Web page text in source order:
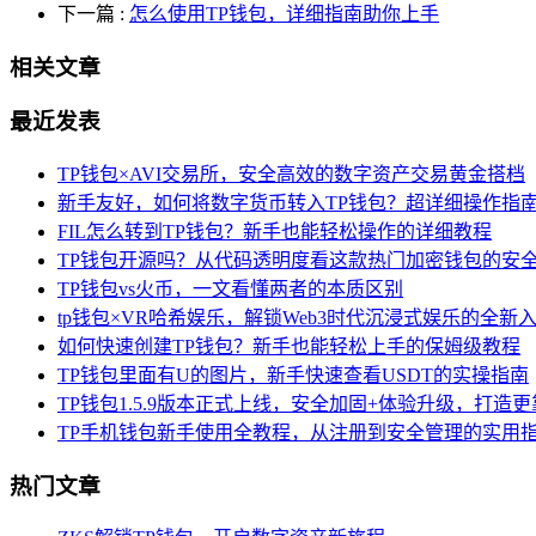
下一篇 : 怎么使用TP钱包，详细指南助你上手
相关文章
最近发表
TP钱包×AVI交易所，安全高效的数字资产交易黄金搭档
新手友好，如何将数字货币转入TP钱包？超详细操作指
FIL怎么转到TP钱包？新手也能轻松操作的详细教程
TP钱包开源吗？从代码透明度看这款热门加密钱包的安
TP钱包vs火币，一文看懂两者的本质区别
tp钱包×VR哈希娱乐，解锁Web3时代沉浸式娱乐的全新
如何快速创建TP钱包？新手也能轻松上手的保姆级教程
TP钱包里面有U的图片，新手快速查看USDT的实操指南
TP钱包1.5.9版本正式上线，安全加固+体验升级，打造更
TP手机钱包新手使用全教程，从注册到安全管理的实用
热门文章